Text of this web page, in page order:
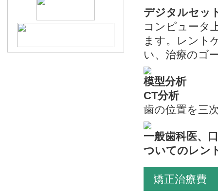
デジタルセッ
コンピュータ
ます。レント
い、治療のゴ
模型分析
CT分析
歯の位置を三
一般歯科医、
ついてのレン
矯正治療費